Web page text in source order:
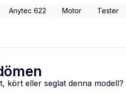
Anytec 622 Motor Tester
kört eller seglat denna modell?